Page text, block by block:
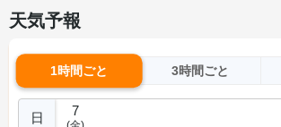
天気予報
1時間ごと 3時間ごと
日 7